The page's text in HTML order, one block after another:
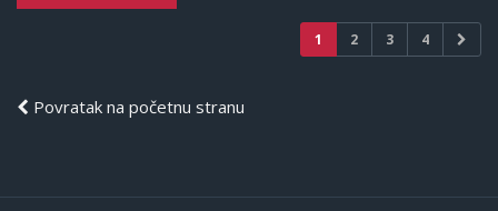
1 2 3 4
Povratak na početnu stranu